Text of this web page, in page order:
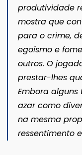
produtividade
mostra que
para o crime,
egoísmo e
outros. O
prestar-lhes
Embora alguns
azar como
na mesma
ressentimento